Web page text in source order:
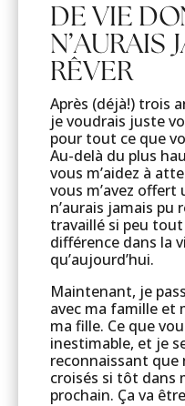
DE VIE
N’AURAIS
RÊVER
Après (déjà!) trois
je voudrais juste
pour tout ce que
Au-delà du plus
vous m’aidez à
vous m’avez
n’aurais jamais pu
travaillé si peu
différence dans la
qu’aujourd’hui.
Maintenant, je
avec ma famille et
ma fille. Ce que
inestimable, et je
reconnaissant que
croisés si tôt dans
prochain. Ça va